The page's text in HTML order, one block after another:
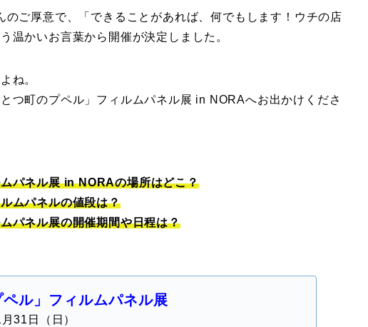
ご厚意で、「できることがあれば、何でもします！ウチの店
温かいお言葉から開催が決定しました。
ね。
つ町のプペル」フィルムパネル展 in NORAへお出かけくださ
パネル展 in NORAの場所はどこ？
ムパネルの値段は？
パネル展の開催期間や日程は？
ペル」フィルムパネル展
31日（日）